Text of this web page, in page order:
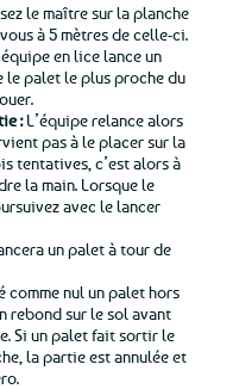
le maître sur la planche
à 5 mètres de celle-ci.
en lice lance un
palet le plus proche du
:L’équipe relance alors
pas à le placer sur la
tentatives, c’est alors à
la main. Lorsque le
avec le lancer
un palet à tour de
comme nul un palet hors
rebond sur le sol avant
Si un palet fait sortir le
la partie est annulée et